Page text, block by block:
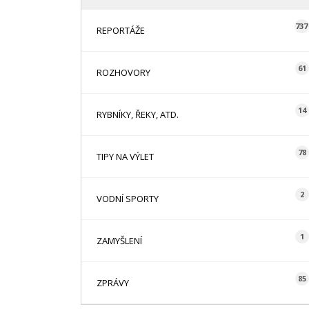
REPORTÁŽE 737
ROZHOVORY 61
RYBNÍKY, ŘEKY, ATD. 14
TIPY NA VÝLET 78
VODNÍ SPORTY 2
ZAMYŠLENÍ 1
ZPRÁVY 85